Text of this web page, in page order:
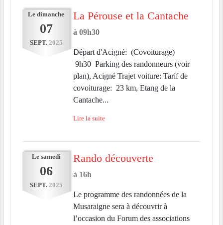
Le dimanche
07
SEPT. 2025
La Pérouse et la Cantache
à 09h30
Départ d'Acigné: (Covoiturage)
9h30 Parking des randonneurs (voir
plan), Acigné Trajet voiture: Tarif de
covoiturage: 23 km, Etang de la
Cantache...
Lire la suite
Le samedi
06
SEPT. 2025
Rando découverte
à 16h
Le programme des randonnées de la
Musaraigne sera à découvrir à
l’occasion du Forum des associations